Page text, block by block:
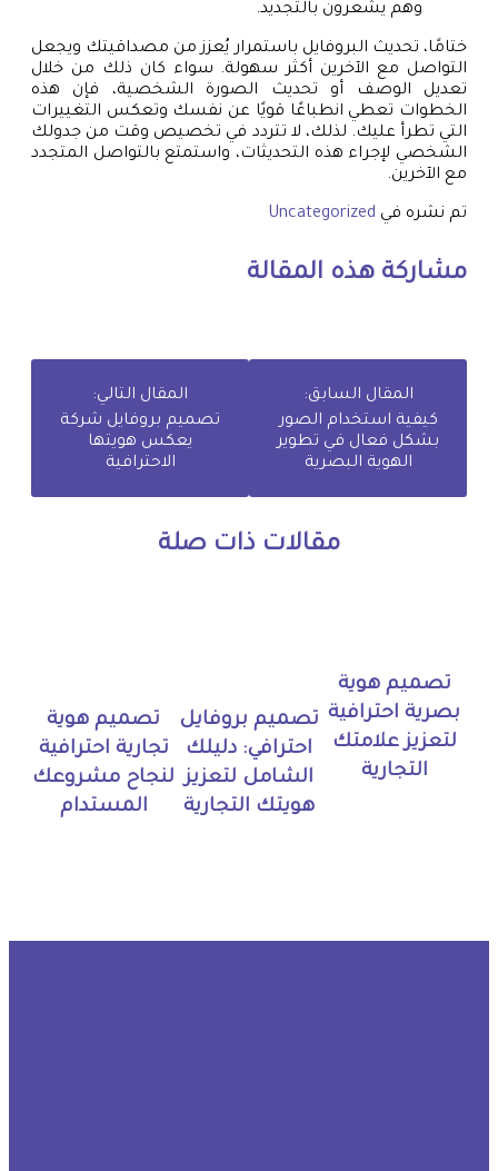
وهم يشعرون بالتجديد.
ختامًا، تحديث البروفايل باستمرار يُعزز من مصداقيتك ويجعل
التواصل مع الآخرين أكثر سهولة. سواء كان ذلك من خلال
تعديل الوصف أو تحديث الصورة الشخصية، فإن هذه
الخطوات تعطي انطباعًا قويًا عن نفسك وتعكس التغييرات
التي تطرأ عليك. لذلك، لا تتردد في تخصيص وقت من جدولك
الشخصي لإجراء هذه التحديثات، واستمتع بالتواصل المتجدد
مع الآخرين.
تم نشره في Uncategorized
مشاركة هذه المقالة
المقال السابق:
كيفية استخدام الصور
بشكل فعال في تطوير
الهوية البصرية
المقال التالي:
تصميم بروفايل شركة
يعكس هويتها
الاحترافية
مقالات ذات صلة
تصميم هوية
بصرية احترافية
لتعزيز علامتك
التجارية
تصميم بروفايل
احترافي: دليلك
الشامل لتعزيز
هويتك التجارية
تصميم هوية
تجارية احترافية
لنجاح مشروعك
المستدام